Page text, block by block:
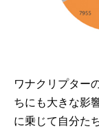
ワナクリプター
ちにも大きな影
に乗じて自分た